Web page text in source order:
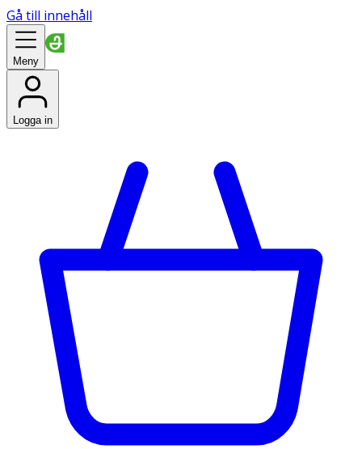
Gå till innehåll
Meny
Logga in